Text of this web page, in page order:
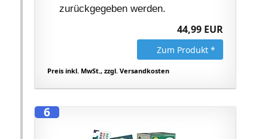
zurückgegeben werden.
44,99 EUR
Zum Produkt *
Preis inkl. MwSt., zzgl. Versandkosten
6